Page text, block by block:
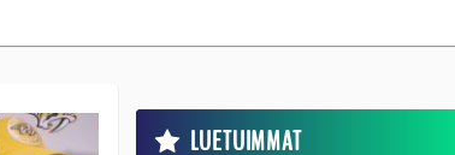
LUETUIMMAT